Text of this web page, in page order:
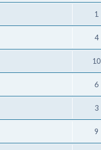
1
4
10
6
3
9